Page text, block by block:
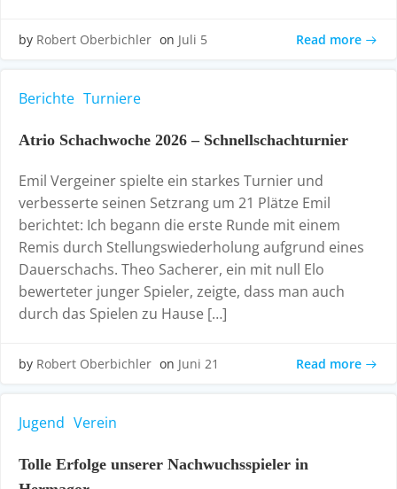
by Robert Oberbichler on Juli 5 Read more
Berichte Turniere
Atrio Schachwoche 2026 – Schnellschachturnier
Emil Vergeiner spielte ein starkes Turnier und
verbesserte seinen Setzrang um 21 Plätze Emil
berichtet: Ich begann die erste Runde mit einem
Remis durch Stellungswiederholung aufgrund eines
Dauerschachs. Theo Sacherer, ein mit null Elo
bewerteter junger Spieler, zeigte, dass man auch
durch das Spielen zu Hause […]
by Robert Oberbichler on Juni 21 Read more
Jugend Verein
Tolle Erfolge unserer Nachwuchsspieler in